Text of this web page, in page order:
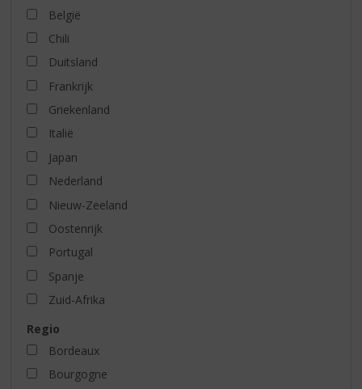
België
Chili
Duitsland
Frankrijk
Griekenland
Italië
Japan
Nederland
Nieuw-Zeeland
Oostenrijk
Portugal
Spanje
Zuid-Afrika
Regio
Bordeaux
Bourgogne